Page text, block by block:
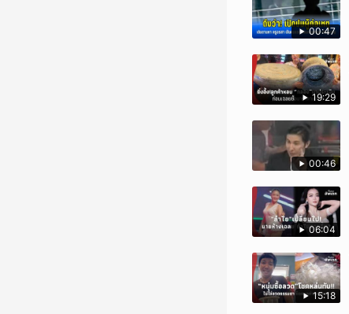
00:47
19:29
00:46
06:04
15:18